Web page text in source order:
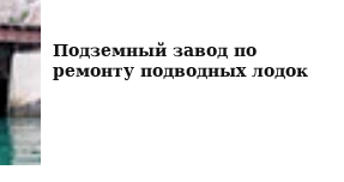
Подземный завод по
ремонту подводных лодок